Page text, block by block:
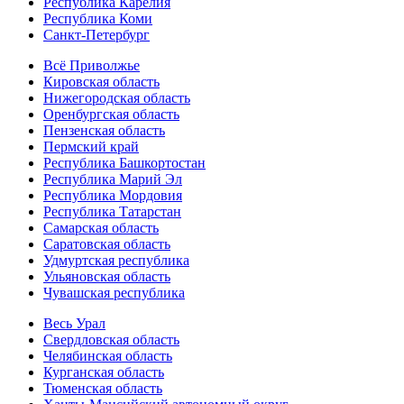
Республика Коми
Санкт-Петербург
Всё Приволжье
Кировская область
Нижегородская область
Оренбургская область
Пензенская область
Пермский край
Республика Башкортостан
Республика Марий Эл
Республика Мордовия
Республика Татарстан
Самарская область
Саратовская область
Удмуртская республика
Ульяновская область
Чувашская республика
Весь Урал
Свердловская область
Челябинская область
Курганская область
Тюменская область